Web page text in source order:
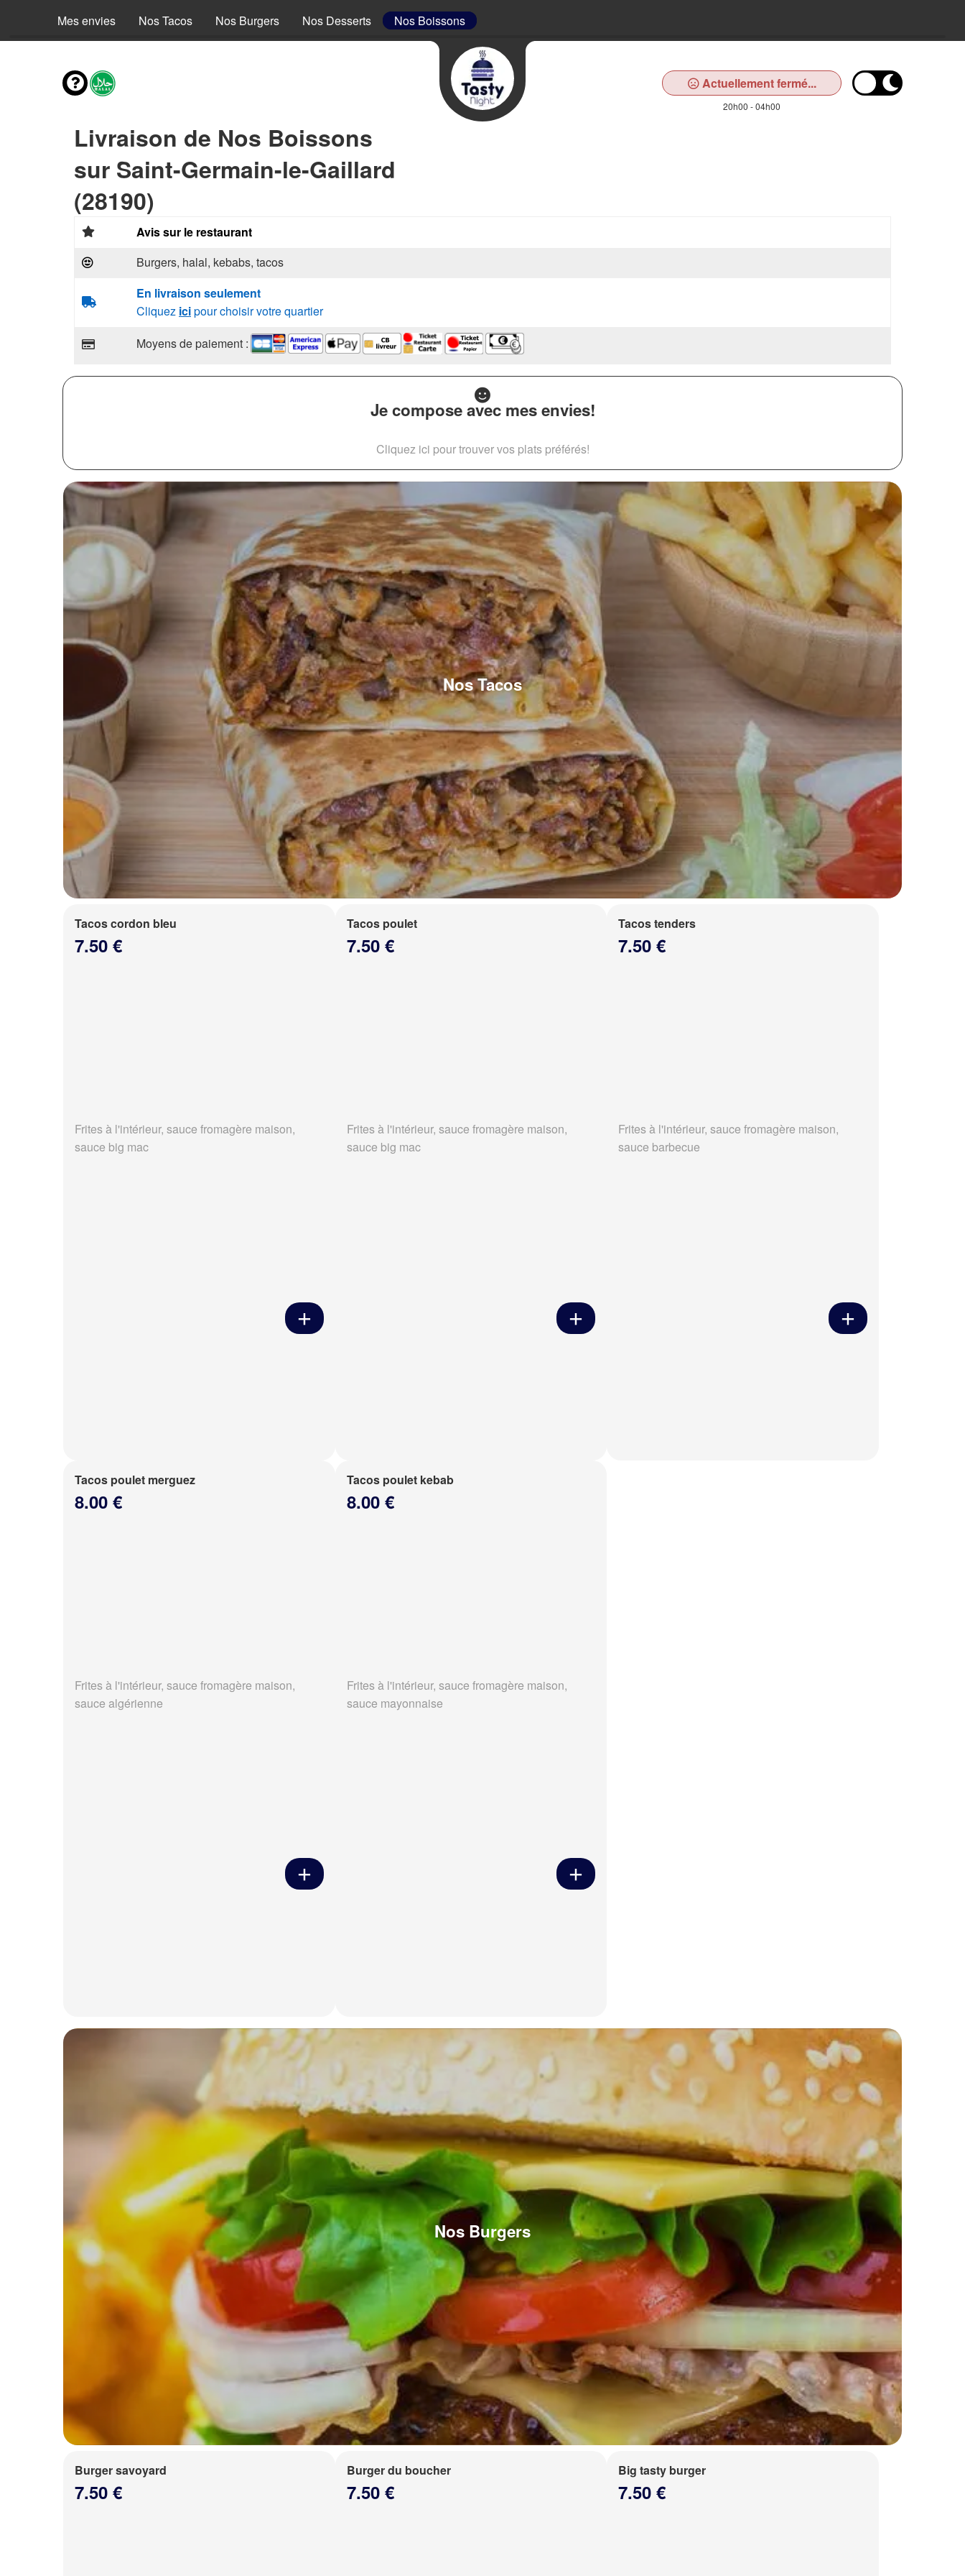
Mes envies Nos Tacos Nos Burgers Nos Desserts Nos Boissons
Actuellement fermé...
20h00 - 04h00
Livraison de Nos Boissons
sur Saint-Germain-le-Gaillard
(28190)
Avis sur le restaurant
Burgers, halal, kebabs, tacos
En livraison seulement
Cliquez icipour choisir votre quartier
Moyens de paiement :
Je compose avec mes envies!
Cliquez ici pour trouver vos plats préférés!
Nos Tacos
Tacos cordon bleu
7.50 €
Frites à l'intérieur, sauce fromagère maison,
sauce big mac
Tacos poulet
7.50 €
Frites à l'intérieur, sauce fromagère maison,
sauce big mac
Tacos tenders
7.50 €
Frites à l'intérieur, sauce fromagère maison,
sauce barbecue
Tacos poulet merguez
8.00 €
Frites à l'intérieur, sauce fromagère maison,
sauce algérienne
Tacos poulet kebab
8.00 €
Frites à l'intérieur, sauce fromagère maison,
sauce mayonnaise
Nos Burgers
Burger savoyard
7.50 €
Burger du boucher
7.50 €
Big tasty burger
7.50 €